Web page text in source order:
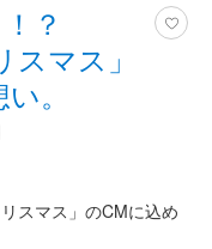
？
スマス」
。
スマス」のCMに込め